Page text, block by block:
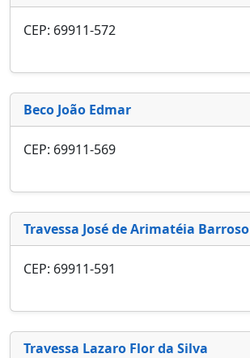
CEP: 69911-572
Beco João Edmar
CEP: 69911-569
Travessa José de Arimatéia Barroso
CEP: 69911-591
Travessa Lazaro Flor da Silva